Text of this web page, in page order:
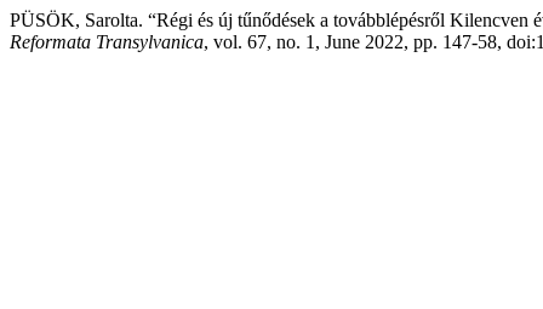
PÜSÖK, Sarolta. “Régi és új tűnődések a továbblépésről Kilencven
Reformata Transylvanica, vol. 67, no. 1, June 2022, pp. 147-58,